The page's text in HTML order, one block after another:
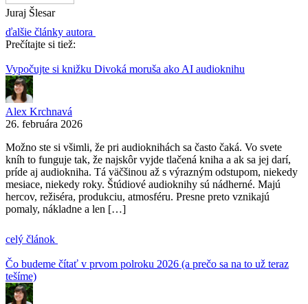
Juraj Šlesar
ďalšie články autora
Prečítajte si tiež:
Vypočujte si knižku Divoká moruša ako AI audioknihu
Alex Krchnavá
26. februára 2026
Možno ste si všimli, že pri audioknihách sa často čaká. Vo svete
kníh to funguje tak, že najskôr vyjde tlačená kniha a ak sa jej darí,
príde aj audiokniha. Tá väčšinou až s výrazným odstupom, niekedy
mesiace, niekedy roky. Štúdiové audioknihy sú nádherné. Majú
hercov, režiséra, produkciu, atmosféru. Presne preto vznikajú
pomaly, nákladne a len […]
celý článok
Čo budeme čítať v prvom polroku 2026 (a prečo sa na to už teraz
tešíme)